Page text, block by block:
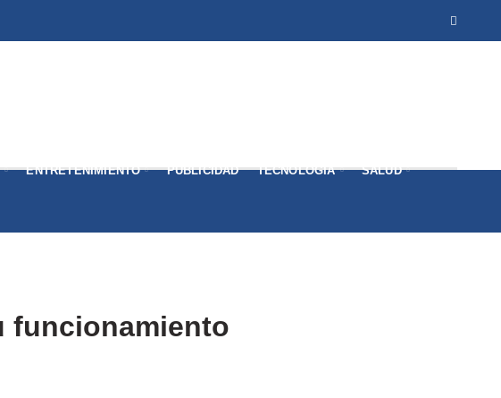
ENTRETENIMIENTO PUBLICIDAD TECNOLOGÍA SALUD
funcionamiento